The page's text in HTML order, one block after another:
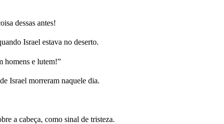
dessas antes!
Israel estava no deserto.
homens e lutem!”
Israel morreram naquele dia.
a cabeça, como sinal de tristeza.